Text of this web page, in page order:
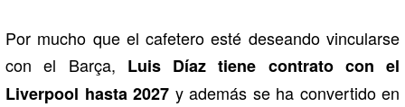
Por mucho que el cafetero esté deseando vincularse
con el Barça, Luis Díaz tiene contrato con el
Liverpool hasta 2027 y además se ha convertido en